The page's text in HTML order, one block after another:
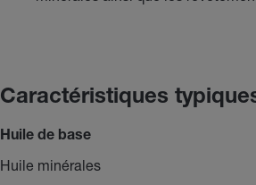
Caractéristiques
Huile de base
Huile minérales